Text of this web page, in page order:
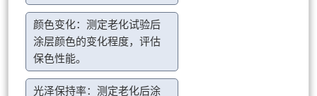
颜色变化：测定老化试验后
涂层颜色的变化程度，评估
保色性能。
光泽保持率：测定老化后涂